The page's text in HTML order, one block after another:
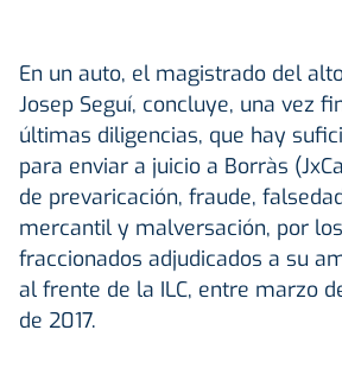
En un auto, el magistrado del
Josep Seguí, concluye, una vez
últimas diligencias, que hay
para enviar a juicio a Borràs
de prevaricación, fraude,
mercantil y malversación, por
fraccionados adjudicados a su
al frente de la ILC, entre marzo
de 2017.